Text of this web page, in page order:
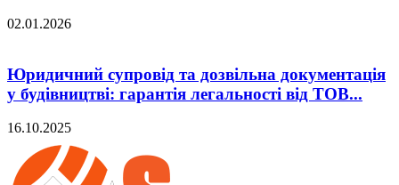
02.01.2026
Юридичний супровід та дозвільна документація
у будівництві: гарантія легальності від ТОВ...
16.10.2025